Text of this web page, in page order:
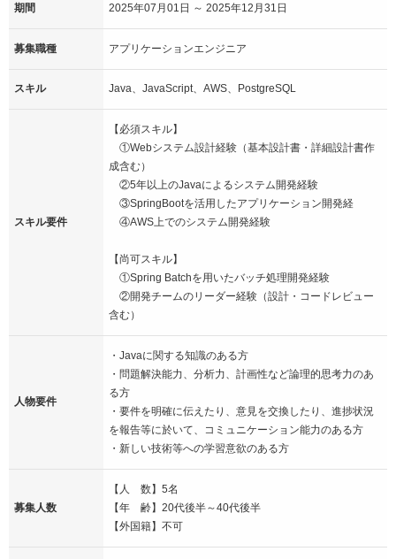
期間 2025年07月01日 ～ 2025年12月31日
募集職種 アプリケーションエンジニア
スキル Java、JavaScript、AWS、PostgreSQL
スキル要件
【必須スキル】
①Webシステム設計経験（基本設計書・詳細設計書作
成含む）
②5年以上のJavaによるシステム開発経験
③SpringBootを活用したアプリケーション開発経
④AWS上でのシステム開発経験
【尚可スキル】
①Spring Batchを用いたバッチ処理開発経験
②開発チームのリーダー経験（設計・コードレビュー
含む）
人物要件
・Javaに関する知識のある方
・問題解決能力、分析力、計画性など論理的思考力のあ
る方
・要件を明確に伝えたり、意見を交換したり、進捗状況
を報告等に於いて、コミュニケーション能力のある方
・新しい技術等への学習意欲のある方
募集人数
【人 数】5名
【年 齢】20代後半～40代後半
【外国籍】不可